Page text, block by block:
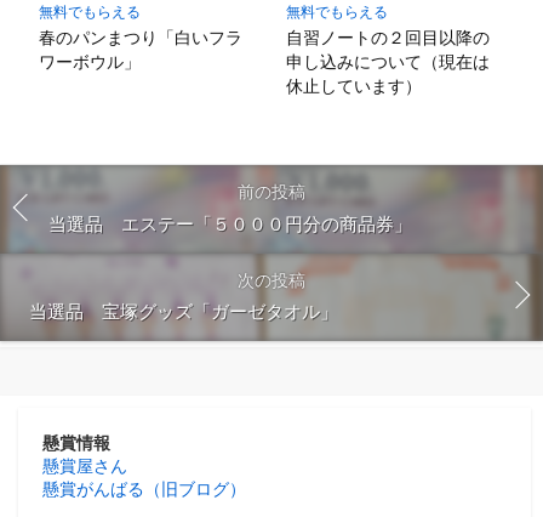
無料でもらえる
春のパンまつり「白いフラ
ワーボウル」
無料でもらえる
自習ノートの２回目以降の
申し込みについて（現在は
休止しています）
前の投稿
当選品 エステー「５０００円分の商品券」
次の投稿
当選品 宝塚グッズ「ガーゼタオル」
懸賞情報
懸賞屋さん
懸賞がんばる（旧ブログ）